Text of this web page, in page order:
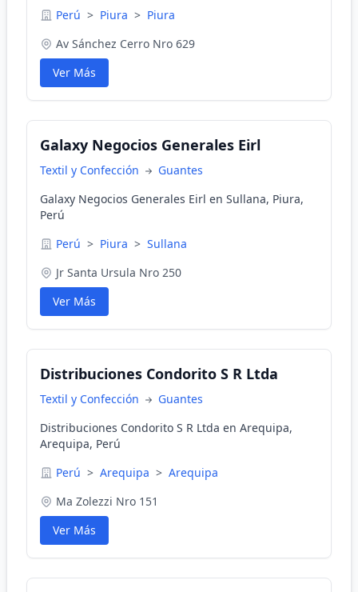
Perú > Piura > Piura
Av Sánchez Cerro Nro 629
Ver Más
Galaxy Negocios Generales Eirl
Textil y Confección
Guantes
Galaxy Negocios Generales Eirl en Sullana, Piura,
Perú
Perú > Piura > Sullana
Jr Santa Ursula Nro 250
Ver Más
Distribuciones Condorito S R Ltda
Textil y Confección
Guantes
Distribuciones Condorito S R Ltda en Arequipa,
Arequipa, Perú
Perú > Arequipa > Arequipa
Ma Zolezzi Nro 151
Ver Más